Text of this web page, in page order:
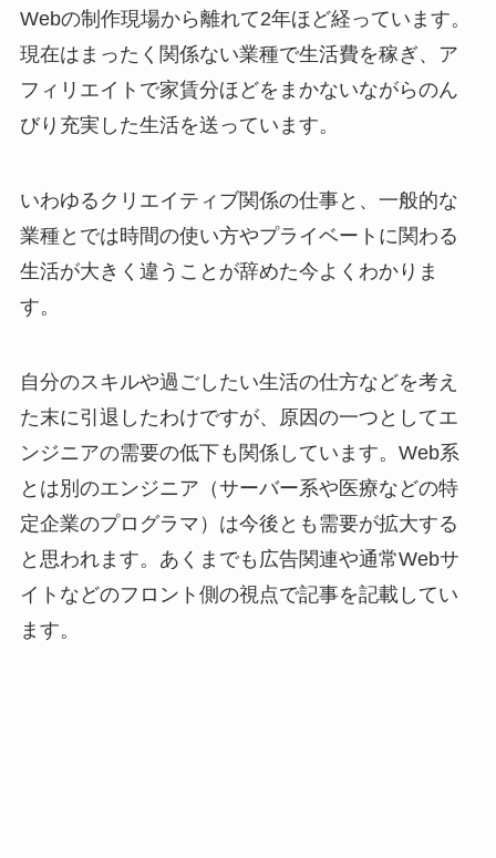
Webの制作現場から離れて2年ほど経っています。
現在はまったく関係ない業種で生活費を稼ぎ、ア
フィリエイトで家賃分ほどをまかないながらのん
びり充実した生活を送っています。
いわゆるクリエイティブ関係の仕事と、一般的な
業種とでは時間の使い方やプライベートに関わる
生活が大きく違うことが辞めた今よくわかりま
す。
自分のスキルや過ごしたい生活の仕方などを考え
た末に引退したわけですが、原因の一つとしてエ
ンジニアの需要の低下も関係しています。Web系
とは別のエンジニア（サーバー系や医療などの特
定企業のプログラマ）は今後とも需要が拡大する
と思われます。あくまでも広告関連や通常Webサ
イトなどのフロント側の視点で記事を記載してい
ます。